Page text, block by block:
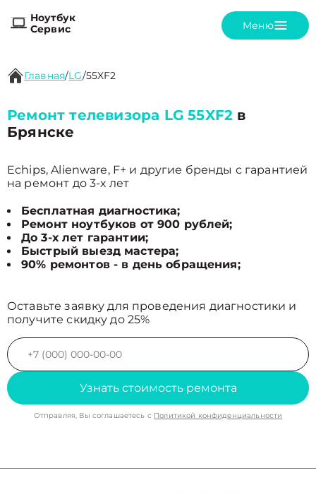
Ноутбук
Сервис
Меню
Главная/LG/55XF2
Ремонт телевизора LG 55XF2 в
Брянске
Echips, Alienware, F+ и другие бренды с гарантией
на ремонт до 3-х лет
Бесплатная диагностика;
Ремонт ноутбуков от 900 рублей;
До 3-х лет гарантии;
Быстрый выезд мастера;
90% ремонтов - в день обращения;
Оставьте заявку для проведения диагностики и
получите скидку до 25%
Узнать стоимость ремонта
Отправляя, Вы соглашаетесь с Политикой конфиденциальности